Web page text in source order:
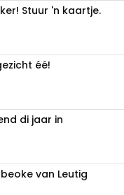
Stuur 'n kaartje.
éé!
di jaar in
van Leutig